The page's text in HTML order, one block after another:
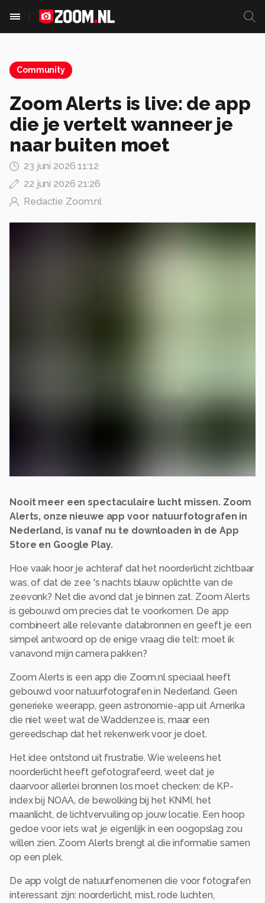
Community
Zoom Alerts is live: de app
die je vertelt wanneer je
naar buiten moet
23 juni 2026 11:12
22 juni 2026 21:26
Redactie Zoom.nl
Nooit meer een spectaculaire lucht missen. Zoom
Alerts, onze nieuwe app voor natuurfotografen in
Nederland, is vanaf nu te downloaden in de App
Store en Google Play.
Hoe vaak hoor je achteraf dat het noorderlicht zichtbaar
was, of dat de zee 's nachts blauw oplichtte van de
zeevonk? Net die avond dat je binnen zat. Zoom Alerts
is gebouwd om precies dat te voorkomen. De app
combineert alle relevante databronnen en geeft je een
simpel antwoord op de enige vraag die telt: moet ik
vanavond mijn camera pakken?
Zoom Alerts is een app die Zoom.nl speciaal heeft
gebouwd voor natuurfotografen in Nederland. Geen
generieke weerapp, geen astronomie-app uit Amerika
die niet weet wat de Waddenzee is, maar een
gereedschap dat het rekenwerk voor je doet.
Het idee ontstond uit frustratie. Wie weleens het
noorderlicht heeft gefotografeerd, weet dat je
daarvoor allerlei bronnen los moet checken: de KP-
index bij NOAA, de bewolking bij het KNMI, het
maanlicht, de lichtvervuiling op jouw locatie. Een hoop
gedoe voor iets wat je eigenlijk in een oogopslag zou
willen zien. Zoom Alerts brengt al die informatie samen
op een plek.
De app volgt de natuurfenomenen die voor fotografen
interessant zijn: noorderlicht, mist, rode luchten,